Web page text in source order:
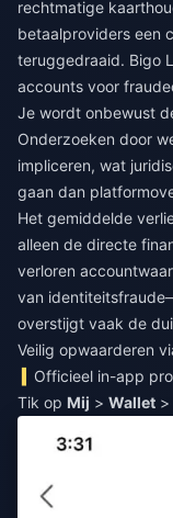
rechtmatige
betaalproviders een
teruggedraaid. Bigo
accounts voor
Je wordt onbewust
Onderzoeken door
impliceren, wat
gaan dan
Het gemiddelde
alleen de directe
verloren
van
overstijgt vaak de
Veilig opwaarderen
Officieel in-app
Tik op Mij > Wallet >